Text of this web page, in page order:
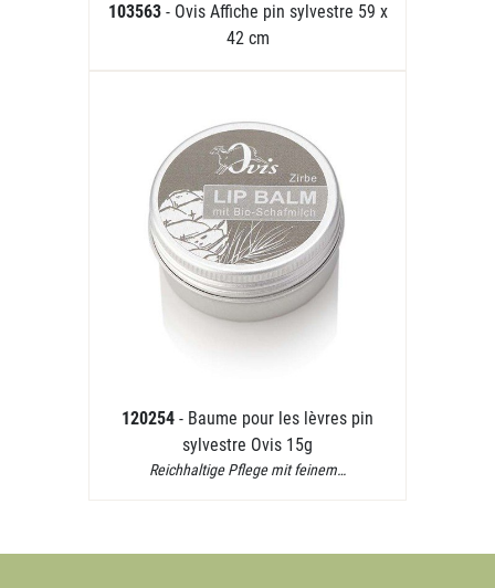
103563 - Ovis Affiche pin sylvestre 59 x
42 cm
120254 - Baume pour les lèvres pin
sylvestre Ovis 15g
Reichhaltige Pflege mit feinem…